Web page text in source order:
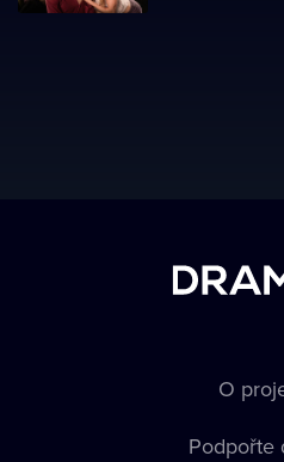
O
Podpořte